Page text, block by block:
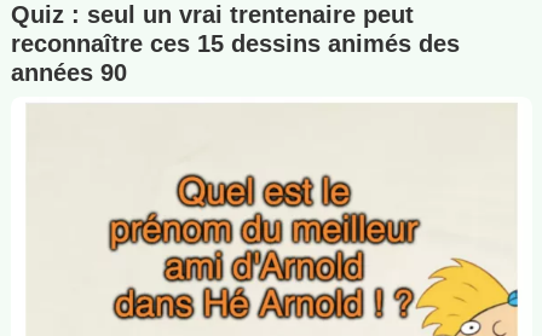
Quiz : seul un vrai trentenaire peut
reconnaître ces 15 dessins animés des
années 90